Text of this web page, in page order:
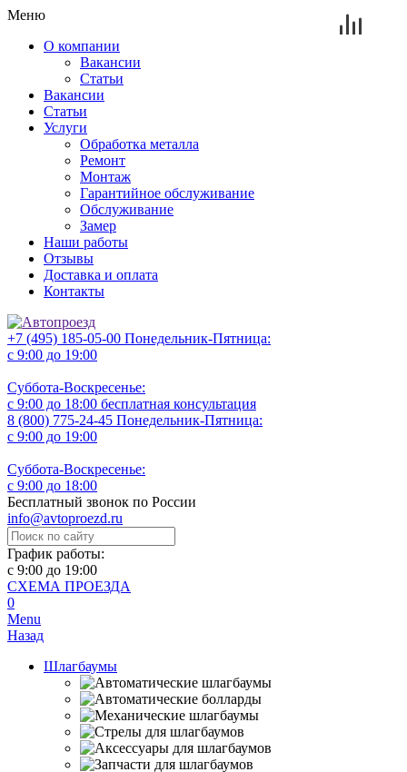
Меню
О компании
Вакансии
Статьи
Вакансии
Статьи
Услуги
Обработка металла
Ремонт
Монтаж
Гарантийное обслуживание
Обслуживание
Замер
Наши работы
Отзывы
Доставка и оплата
Контакты
+7 (495) 185-05-00 Понедельник-Пятница:
с 9:00 до 19:00
Суббота-Воскресенье:
с 9:00 до 18:00 бесплатная консультация
8 (800) 775-24-45 Понедельник-Пятница:
с 9:00 до 19:00
Суббота-Воскресенье:
с 9:00 до 18:00
Бесплатный звонок по России
info@avtoproezd.ru
График работы:
с 9:00 до 19:00
СХЕМА ПРОЕЗДА
0
Menu
Назад
Шлагбаумы